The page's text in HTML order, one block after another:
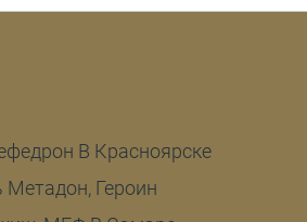
В Красноярске
Метадон, Героин